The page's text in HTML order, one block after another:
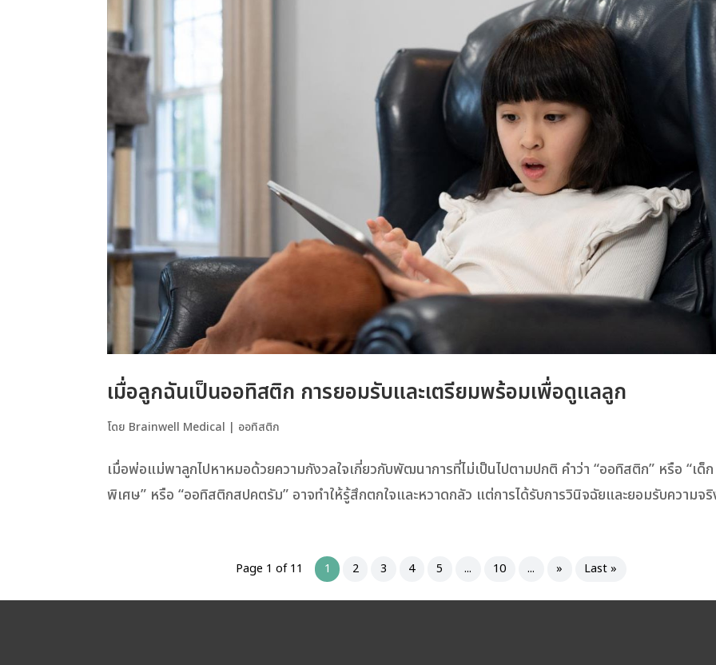
เมื่อลูกฉันเป็นออทิสติก การยอมรับและเตรียมพร้อมเพื่อดูแลลูก
โดย Brainwell Medical | ออทิสติก
เมื่อพ่อแม่พาลูกไปหาหมอด้วยความกังวลใจเกี่ยวกับพัฒนาการที่ไม่เป็นไปตามปกติ คำว่า “ออทิสติก” หรือ “เด็ก
พิเศษ” หรือ “ออทิสติกสปคตรัม” อาจทำให้รู้สึกตกใจและหวาดกลัว แต่การได้รับการวินิจฉัยและยอมรับความจริ
Page 1 of 11 1 2 3 4 5 ... 10 ... » Last »